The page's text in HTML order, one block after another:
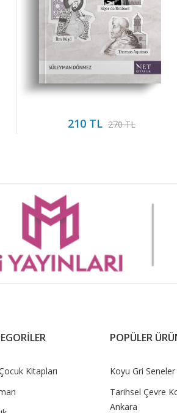
210 TL 270 TL
Kitapları
POPÜLER
Koyu Gri Seneler
Tarihsel Çevre
Ankara